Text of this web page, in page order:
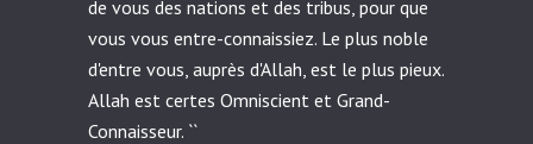
de vous des nations et des tribus, pour que
vous vous entre-connaissiez. Le plus noble
d'entre vous, auprès d'Allah, est le plus pieux.
Allah est certes Omniscient et Grand-
Connaisseur. ``